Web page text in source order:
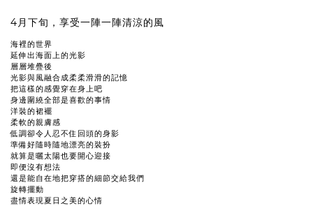
4月下旬，享受一陣一陣清涼的風
海裡的世界
延伸出海面上的光影
層層堆疊後
光影與風融合成柔柔滑滑的記憶
把這樣的感覺穿在身上吧
身邊圍繞全部是喜歡的事情
洋裝的裙襬
柔軟的親膚感
低調卻令人忍不住回頭的身影
準備好隨時隨地漂亮的裝扮
就算是曬太陽也要開心迎接
即便沒有想法
還是能自在地把穿搭的細節交給我們
旋轉擺動
盡情表現夏日之美的心情